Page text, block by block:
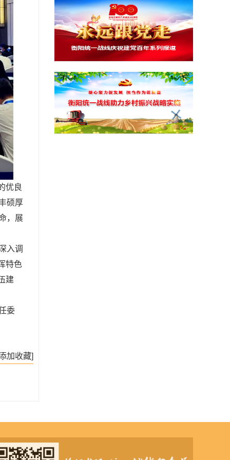
优良
硕厚
，展
入调
特色
建
委
加收藏]